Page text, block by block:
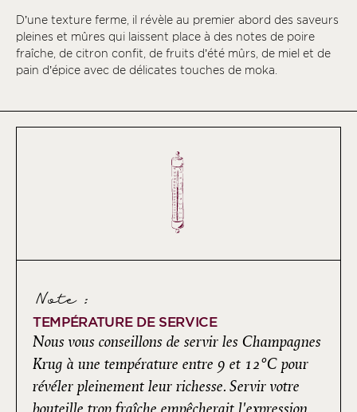
D’une texture ferme, il révèle au premier abord des saveurs
pleines et mûres qui laissent place à des notes de poire
fraîche, de citron confit, de fruits d’été mûrs, de miel et de
pain d’épice avec de délicates touches de moka.
Note :
TEMPÉRATURE DE SERVICE
Nous vous conseillons de servir les Champagnes
Krug à une température entre 9 et 12°C pour
révéler pleinement leur richesse. Servir votre